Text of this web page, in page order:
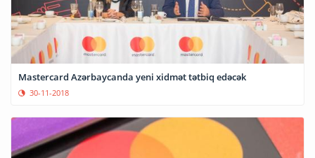
Mastercard Azərbaycanda yeni xidmət tətbiq edəcək
30-11-2018